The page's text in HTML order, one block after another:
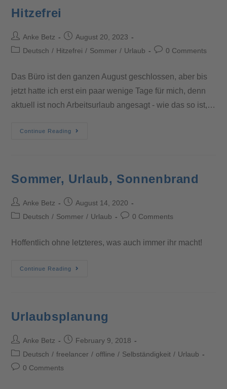
Hitzefrei
Anke Betz
August 20, 2023
Deutsch / Hitzefrei / Sommer / Urlaub 0 Comments
Das Büro ist den ganzen August geschlossen, aber bis
jetzt hatte ich erst ein paar wenige Tage für mich, denn
aktuell ist noch Arbeitsurlaub angesagt - wie das so ist,…
Continue Reading
Sommer, Urlaub, Sonnenbrand
Anke Betz
August 14, 2020
Deutsch / Sommer / Urlaub 0 Comments
Hoffentlich ohne letzteres, was auch immer ihr macht!
Continue Reading
Urlaubsplanung
Anke Betz
February 9, 2018
Deutsch / freelancer / offline / Selbständigkeit / Urlaub
0 Comments